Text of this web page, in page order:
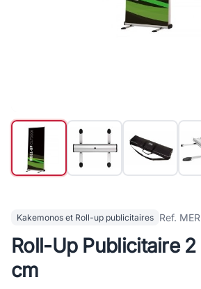
Kakemonos et Roll-up publicitaires Ref.
Roll-Up Publicitaire
cm